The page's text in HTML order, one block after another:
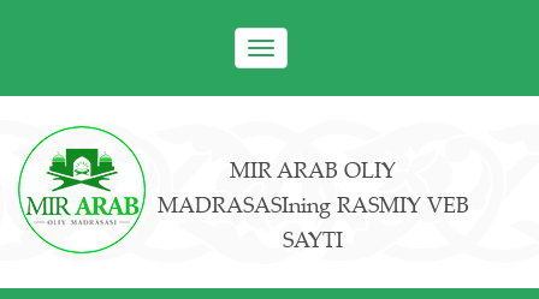
Toggle
navigation
MIR ARAB OLIY
MADRASASIning RASMIY VEB
SAYTI